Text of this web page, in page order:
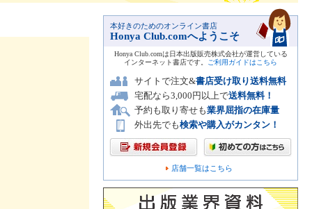
本好きのためのオンライン書店
Honya Club.comへようこそ
Honya Club.comは日本出版販売株式会社が運営している
インターネット書店です。
ご利用ガイドはこちら
サイトで注文&書店受け取り送料無料
宅配なら3,000円以上で送料無料！
予約も取り寄せも業界屈指の在庫量
外出先でも検索や購入がカンタン！
店舗一覧はこちら